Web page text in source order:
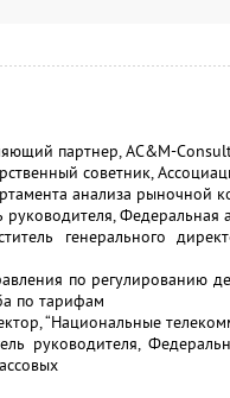
партнер, AC&M-
советник,
анализа рыночной
руководителя,
генерального
по регулированию
по тарифам
“Национальные
руководителя,